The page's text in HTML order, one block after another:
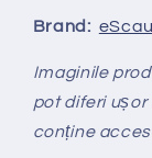
Brand:
Imaginile
pot diferi ușor
conține